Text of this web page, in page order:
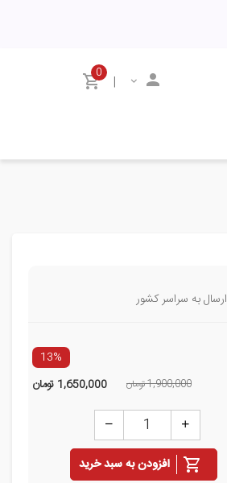
|
0
ارسال به سراسر کشور
13%
1,900,000 تومان 1,650,000 تومان
افزودن به سبد خرید